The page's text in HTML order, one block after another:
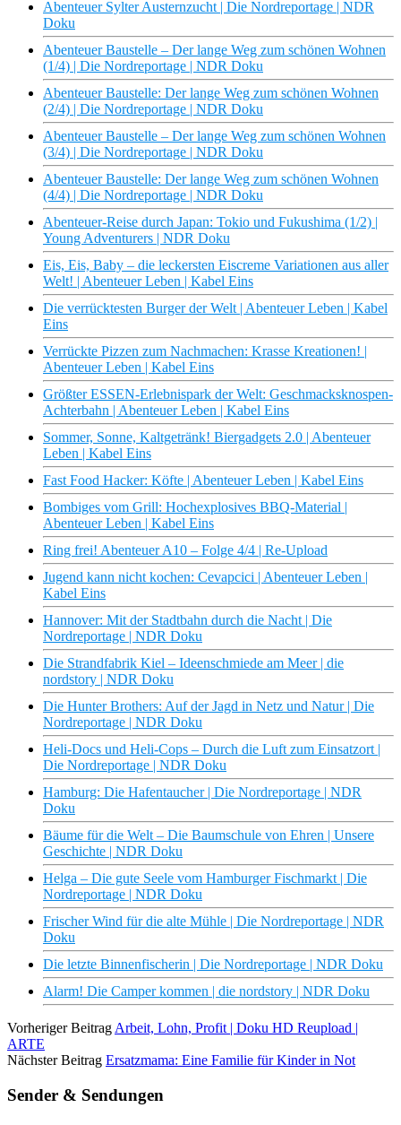
Abenteuer Sylter Austernzucht | Die Nordreportage | NDR
Doku
Abenteuer Baustelle – Der lange Weg zum schönen Wohnen
(1/4) | Die Nordreportage | NDR Doku
Abenteuer Baustelle: Der lange Weg zum schönen Wohnen
(2/4) | Die Nordreportage | NDR Doku
Abenteuer Baustelle – Der lange Weg zum schönen Wohnen
(3/4) | Die Nordreportage | NDR Doku
Abenteuer Baustelle: Der lange Weg zum schönen Wohnen
(4/4) | Die Nordreportage | NDR Doku
Abenteuer-Reise durch Japan: Tokio und Fukushima (1/2) |
Young Adventurers | NDR Doku
Eis, Eis, Baby – die leckersten Eiscreme Variationen aus aller
Welt! | Abenteuer Leben | Kabel Eins
Die verrücktesten Burger der Welt | Abenteuer Leben | Kabel
Eins
Verrückte Pizzen zum Nachmachen: Krasse Kreationen! |
Abenteuer Leben | Kabel Eins
Größter ESSEN-Erlebnispark der Welt: Geschmacksknospen-
Achterbahn | Abenteuer Leben | Kabel Eins
Sommer, Sonne, Kaltgetränk! Biergadgets 2.0 | Abenteuer
Leben | Kabel Eins
Fast Food Hacker: Köfte | Abenteuer Leben | Kabel Eins
Bombiges vom Grill: Hochexplosives BBQ-Material |
Abenteuer Leben | Kabel Eins
Ring frei! Abenteuer A10 – Folge 4/4 | Re-Upload
Jugend kann nicht kochen: Cevapcici | Abenteuer Leben |
Kabel Eins
Hannover: Mit der Stadtbahn durch die Nacht | Die
Nordreportage | NDR Doku
Die Strandfabrik Kiel – Ideenschmiede am Meer | die
nordstory | NDR Doku
Die Hunter Brothers: Auf der Jagd in Netz und Natur | Die
Nordreportage | NDR Doku
Heli-Docs und Heli-Cops – Durch die Luft zum Einsatzort |
Die Nordreportage | NDR Doku
Hamburg: Die Hafentaucher | Die Nordreportage | NDR
Doku
Bäume für die Welt – Die Baumschule von Ehren | Unsere
Geschichte | NDR Doku
Helga – Die gute Seele vom Hamburger Fischmarkt | Die
Nordreportage | NDR Doku
Frischer Wind für die alte Mühle | Die Nordreportage | NDR
Doku
Die letzte Binnenfischerin | Die Nordreportage | NDR Doku
Alarm! Die Camper kommen | die nordstory | NDR Doku
Vorheriger Beitrag Arbeit, Lohn, Profit | Doku HD Reupload |
ARTE
Nächster Beitrag Ersatzmama: Eine Familie für Kinder in Not
Sender & Sendungen